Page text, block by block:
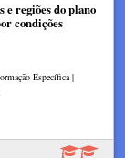
e regiões do plano
condições
Específica |